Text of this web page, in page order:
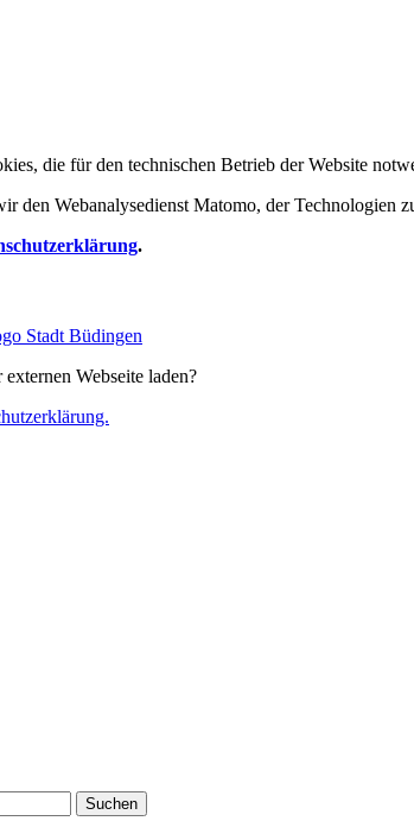
die für den technischen Betrieb der Website
den Webanalysedienst Matomo, der Technologien
.
Webseite laden?
Suchen